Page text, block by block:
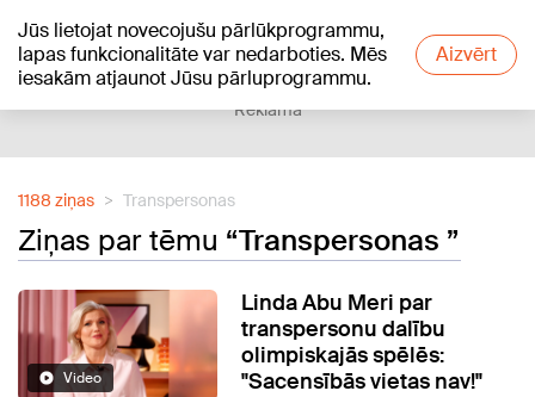
Jūs lietojat novecojušu pārlūkprogrammu,
lapas funkcionalitāte var nedarboties. Mēs
iesakām atjaunot Jūsu pārluprogrammu.
Aizvērt
+16°C
Reklāma
1188 ziņas Transpersonas
Ziņas par tēmu “Transpersonas ”
Video
Linda Abu Meri par
transpersonu dalību
olimpiskajās spēlēs:
"Sacensībās vietas nav!"